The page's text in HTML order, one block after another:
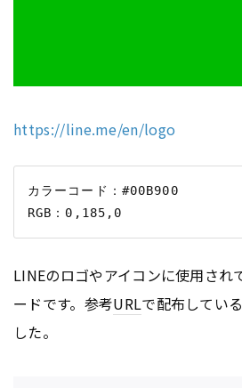
https://line.me/en/logo
カラーコード：#00B900
LINEのロゴやアイコンに使用され
ードです。参考URLで配布してい
した。